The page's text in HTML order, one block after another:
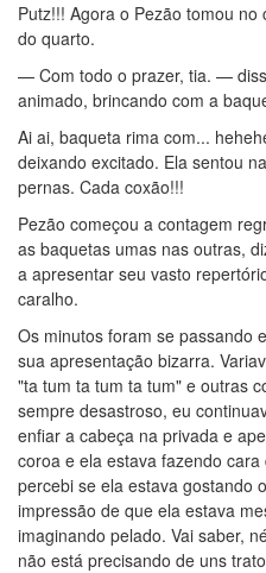
Putz!!! Agora o Pezão tomou
do quarto.
— Com todo o prazer, tia. —
animado, brincando com a
Ai ai, baqueta rima com...
deixando excitado. Ela sentou
pernas. Cada coxão!!!
Pezão começou a contagem
as baquetas umas nas outras,
a apresentar seu vasto
caralho.
Os minutos foram se passando
sua apresentação bizarra.
"ta tum ta tum ta tum" e outras
sempre desastroso, eu
enfiar a cabeça na privada e
coroa e ela estava fazendo
percebi se ela estava gostando
impressão de que ela estava
imaginando pelado. Vai saber,
não está precisando de uns